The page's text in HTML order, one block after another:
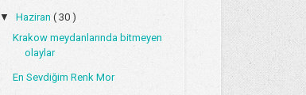
▼ Haziran ( 30 )
Krakow meydanlarında bitmeyen
olaylar
En Sevdiğim Renk Mor